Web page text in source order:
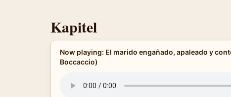
Kapitel
Now playing: El marido engañado, apaleado y
Boccaccio)